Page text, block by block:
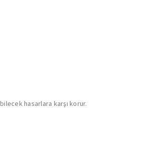
hasarlara karşı korur.